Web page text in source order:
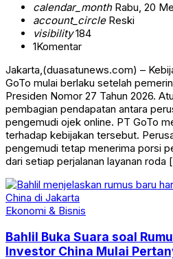
calendar_monthRabu, 20
account_circleReski
visibility184
1Komentar
Jakarta,(duasatunews.com) –
GoTo mulai berlaku setelah
Presiden Nomor 27 Tahun 2026.
pembagian pendapatan antara
pengemudi ojek online. PT GoTo
terhadap kebijakan tersebut.
pengemudi tetap menerima porsi
dari setiap perjalanan layanan roda
Ekonomi & Bisnis
Bahlil Buka Suara soal
Investor China Mulai